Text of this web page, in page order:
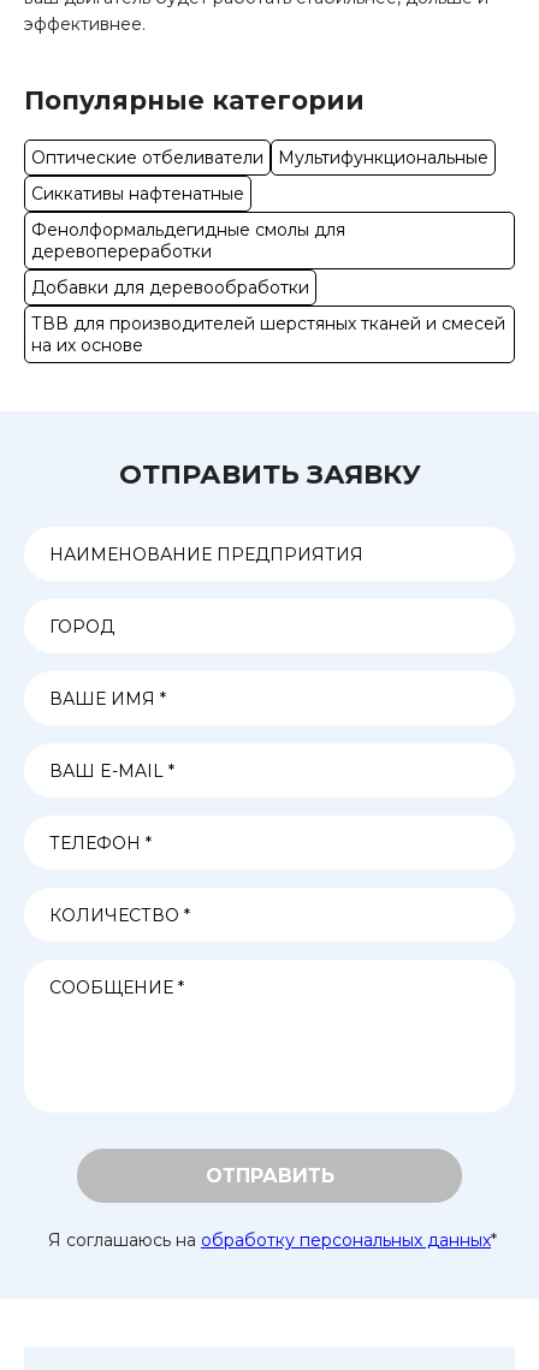
эффективнее.
Популярные категории
Оптические отбеливатели
Мультифункциональные
Сиккативы нафтенатные
Фенолформальдегидные смолы для
деревопереработки
Добавки для деревообработки
ТВВ для производителей шерстяных тканей и смесей
на их основе
ОТПРАВИТЬ ЗАЯВКУ
ОТПРАВИТЬ
Я соглашаюсь на обработку персональных данных*